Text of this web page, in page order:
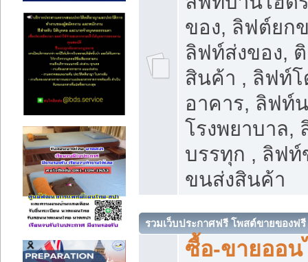
ของ, ลิฟต์ยก
ลิฟท์ส่งของ,
สินค้า , ลิฟท์
อาคาร, ลิฟท์
โรงพยาบาล,
บรรทุก , ลิฟ
ขนส่งสินค้า
รวมเว็บประกาศฟรี โพสต์ขายของฟรี
ซื้อ-ขายออน